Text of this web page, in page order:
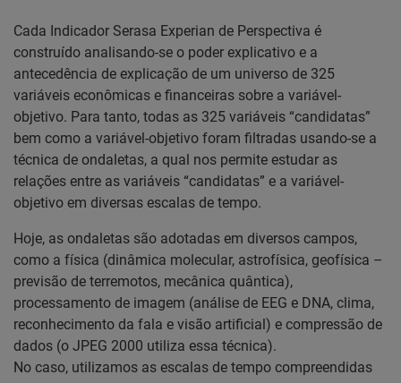
Cada Indicador Serasa Experian de Perspectiva é
construído analisando-se o poder explicativo e a
antecedência de explicação de um universo de 325
variáveis econômicas e financeiras sobre a variável-
objetivo. Para tanto, todas as 325 variáveis “candidatas”
bem como a variável-objetivo foram filtradas usando-se a
técnica de ondaletas, a qual nos permite estudar as
relações entre as variáveis “candidatas” e a variável-
objetivo em diversas escalas de tempo.
Hoje, as ondaletas são adotadas em diversos campos,
como a física (dinâmica molecular, astrofísica, geofísica –
previsão de terremotos, mecânica quântica),
processamento de imagem (análise de EEG e DNA, clima,
reconhecimento da fala e visão artificial) e compressão de
dados (o JPEG 2000 utiliza essa técnica).
No caso, utilizamos as escalas de tempo compreendidas